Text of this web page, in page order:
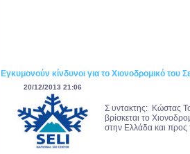
Εγκυμονούν κίνδυνοι για το Χιονοδρομικό του
20/12/2013 21:06
Σ υντακτης: Κώστας
βρίσκεται το
στην Ελλάδα και προς